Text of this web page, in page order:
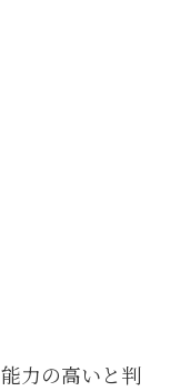
力の高いと判